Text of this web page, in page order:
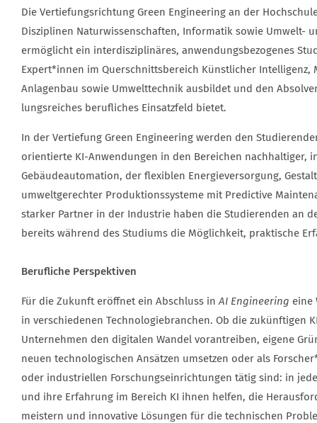
Die Vertiefungsrichtung Green Engineering an der
Disziplinen Naturwissenschaften, Informatik sowie Umwelt-
ermöglicht ein interdisziplinäres, anwendungsbezogenes
Expert*innen im Querschnittsbereich Künstlicher Intelligenz,
Anlagenbau sowie Umwelttechnik ausbildet und den
lungs­reiches berufliches Einsatzfeld bietet.
In der Vertiefung Green Engineering werden den
orientierte KI-Anwendungen in den Bereichen nachhaltiger,
Gebäudeautomation, der flexiblen Energieversorgung,
umweltgerechter Produktionssysteme mit Predictive
starker Partner in der Industrie haben die Studierenden an
bereits während des Studiums die Möglichkeit, praktische
Berufliche Perspektiven
Für die Zukunft eröffnet ein Abschluss inAI Engineering eine
in verschiedenen Technologiebranchen. Ob die zukünftigen
Unternehmen den digitalen Wandel vorantreiben, eigene
neuen technologischen Ansätzen umsetzen oder als
oder industriellen Forschungseinrichtungen tätig sind: in
und ihre Erfahrung im Bereich KI ihnen helfen, die
meistern und innovative Lösungen für die technischen